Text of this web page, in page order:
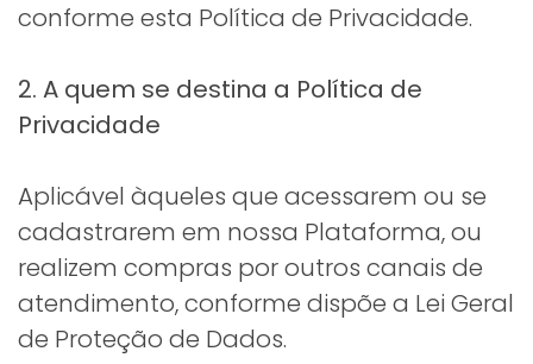
conforme esta Política de Privacidade.
2. A quem se destina a Política de
Privacidade
Aplicável àqueles que acessarem ou se
cadastrarem em nossa Plataforma, ou
realizem compras por outros canais de
atendimento, conforme dispõe a Lei Geral
de Proteção de Dados.